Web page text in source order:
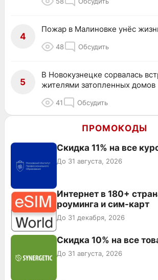
4
Пожар в Малиновке унёс
48 Обсудить
5
В Новокузнецке сорвалась
жителями затопленных домов
41 Обсудить
ПРОМОКОДЫ
Скидка 11% на все
До 31 августа, 2026
Интернет в 180+
роуминга и сим-карт
До 31 декабря, 2026
Скидка 10% на все
До 31 августа, 2026